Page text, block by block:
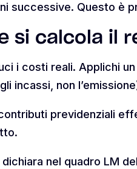
successive. Questo è
si calcola il
i costi reali. Applichi
incassi, non
previdenziali
nel quadro LM